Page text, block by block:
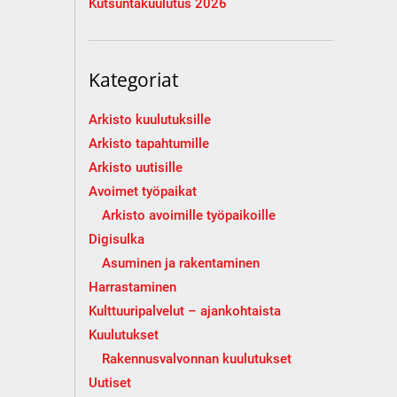
Kutsuntakuulutus 2026
Kategoriat
Arkisto kuulutuksille
Arkisto tapahtumille
Arkisto uutisille
Avoimet työpaikat
Arkisto avoimille työpaikoille
Digisulka
Asuminen ja rakentaminen
Harrastaminen
Kulttuuripalvelut – ajankohtaista
Kuulutukset
Rakennusvalvonnan kuulutukset
Uutiset